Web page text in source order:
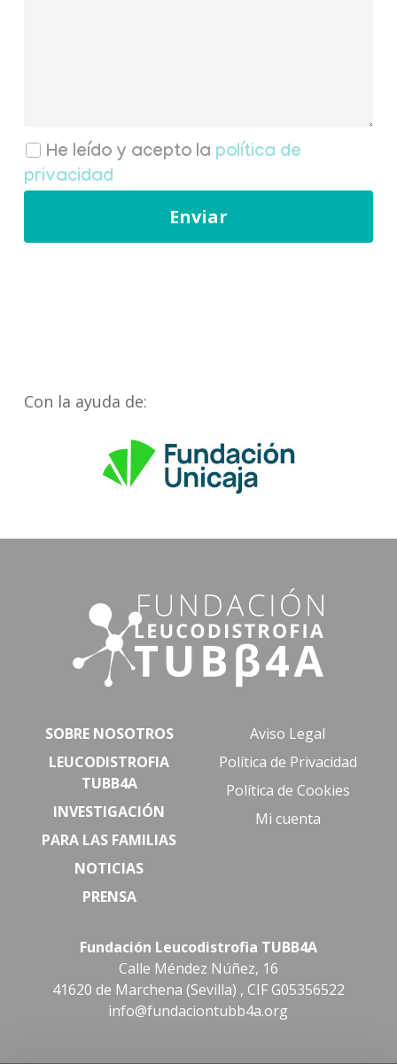
He leído y acepto la política de
privacidad
Con la ayuda de:
SOBRE NOSOTROS
LEUCODISTROFIA
TUBB4A
INVESTIGACIÓN
PARA LAS FAMILIAS
NOTICIAS
PRENSA
Aviso Legal
Política de Privacidad
Política de Cookies
Mi cuenta
Fundación Leucodistrofia TUBB4A
Calle Méndez Núñez, 16
41620 de Marchena (Sevilla) , CIF G05356522
info@fundaciontubb4a.org